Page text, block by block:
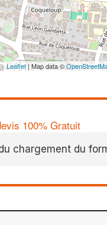
Leaflet| Map data ©
100% Gratuit
chargement du